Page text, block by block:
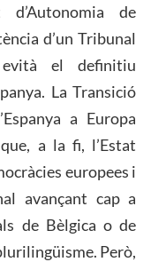
d’Autonomia de
d’un Tribunal
evità el definitiu
La Transició
a Europa
a la fi, l’Estat
europees i
avançant cap a
de Bèlgica o de
Però,